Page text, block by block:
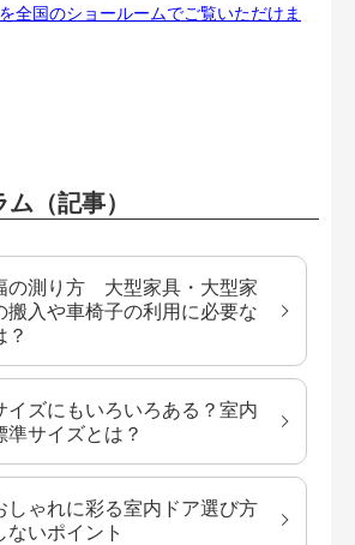
全国のショールームでご覧いただけま
（記事）
の測り方 大型家具・大型家
搬入や車椅子の利用に必要な
？
イズにもいろいろある？室内
準サイズとは？
しゃれに彩る室内ドア選び方
ないポイント